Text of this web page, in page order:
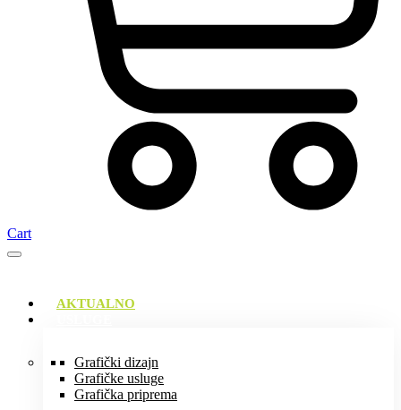
Cart
AKTUALNO
Grafički dizajn
Grafičke usluge
Grafička priprema